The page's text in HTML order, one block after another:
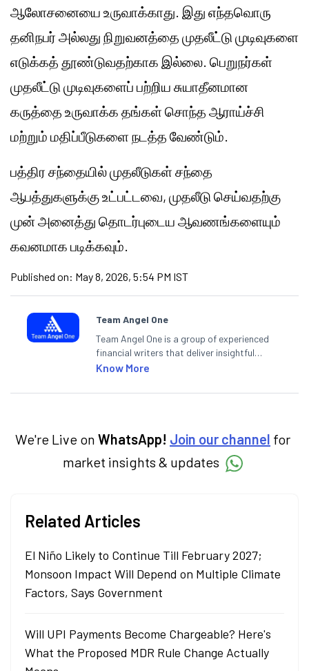
ஆலோசனையை உருவாக்காது. இது எந்தவொரு
தனிநபர் அல்லது நிறுவனத்தை முதலீட்டு முடிவுகளை
எடுக்கத் தூண்டுவதற்காக இல்லை. பெறுநர்கள்
முதலீட்டு முடிவுகளைப் பற்றிய சுயாதீனமான
கருத்தை உருவாக்க தங்கள் சொந்த ஆராய்ச்சி
மற்றும் மதிப்பீடுகளை நடத்த வேண்டும்.
பத்திர சந்தையில் முதலீடுகள் சந்தை
ஆபத்துகளுக்கு உட்பட்டவை, முதலீடு செய்வதற்கு
முன் அனைத்து தொடர்புடைய ஆவணங்களையும்
கவனமாக படிக்கவும்.
Published on: May 8, 2026, 5:54 PM IST
Team Angel One
Team Angel One is a group of experienced
financial writers that deliver insightful
articles on the stock market, IPO, economy,
categories.
Know More
We're Live on WhatsApp! Join our channel for
market insights & updates
Related Articles
El Niño Likely to Continue Till February 2027;
Monsoon Impact Will Depend on Multiple Climate
Factors, Says Government
Will UPI Payments Become Chargeable? Here's
What the Proposed MDR Rule Change Actually